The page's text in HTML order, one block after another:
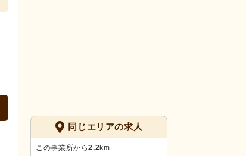
同じエリアの求人
この事業所から2.2km